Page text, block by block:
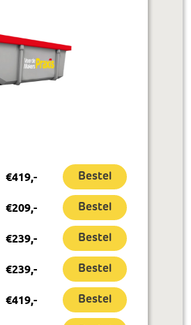
€419,- Bestel
€209,- Bestel
€239,- Bestel
€239,- Bestel
€419,- Bestel